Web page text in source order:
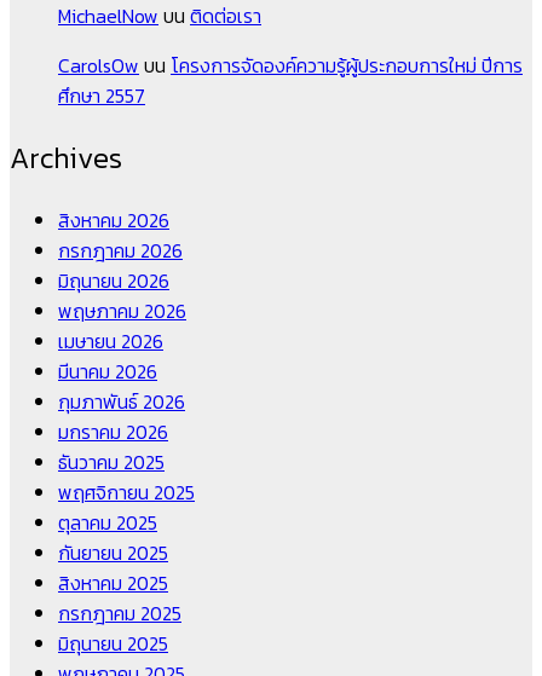
MichaelNow บน ติดต่อเรา
CarolsOw บน โครงการจัดองค์ความรู้ผู้ประกอบการใหม่ ปีการ
ศึกษา 2557
Archives
สิงหาคม 2026
กรกฎาคม 2026
มิถุนายน 2026
พฤษภาคม 2026
เมษายน 2026
มีนาคม 2026
กุมภาพันธ์ 2026
มกราคม 2026
ธันวาคม 2025
พฤศจิกายน 2025
ตุลาคม 2025
กันยายน 2025
สิงหาคม 2025
กรกฎาคม 2025
มิถุนายน 2025